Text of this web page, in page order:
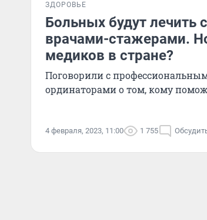
ЗДОРОВЬЕ
Больных будут лечить
врачами-стажерами.
медиков в стране?
Поговорили с
ординаторами о том, кому
4 февраля, 2023, 11:00 1 755